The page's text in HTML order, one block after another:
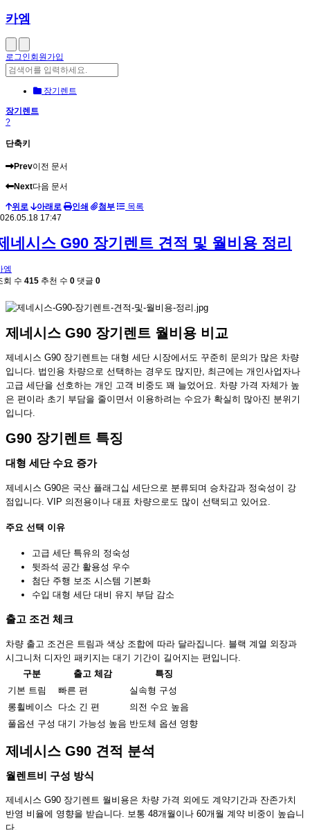
카엠
로그인회원가입
장기렌트
장기렌트
?
단축키
Prev이전 문서
Next다음 문서
위로 아래로 인쇄 첨부
목록
17:47
네시스 G90 장기렌트 견적 및 월비용 정리
엠
회 수 415 추천 수 0 댓글 0
제네시스 G90 장기렌트 월비용 비교
제네시스 G90 장기렌트는 대형 세단 시장에서도 꾸준히 문의가 많은 차량
입니다. 법인용 차량으로 선택하는 경우도 많지만, 최근에는 개인사업자나
고급 세단을 선호하는 개인 고객 비중도 꽤 늘었어요. 차량 가격 자체가 높
은 편이라 초기 부담을 줄이면서 이용하려는 수요가 확실히 많아진 분위기
입니다.
G90 장기렌트 특징
대형 세단 수요 증가
제네시스 G90은 국산 플래그십 세단으로 분류되며 승차감과 정숙성이 강
점입니다. VIP 의전용이나 대표 차량으로도 많이 선택되고 있어요.
주요 선택 이유
고급 세단 특유의 정숙성
뒷좌석 공간 활용성 우수
첨단 주행 보조 시스템 기본화
수입 대형 세단 대비 유지 부담 감소
출고 조건 체크
차량 출고 조건은 트림과 색상 조합에 따라 달라집니다. 블랙 계열 외장과
시그니처 디자인 패키지는 대기 기간이 길어지는 편입니다.
구분
출고 체감
특징
기본 트림
빠른 편
실속형 구성
롱휠베이스
다소 긴 편
의전 수요 높음
풀옵션 구성 대기 가능성 높음 반도체 옵션 영향
제네시스 G90 견적 분석
월렌트비 구성 방식
제네시스 G90 장기렌트 월비용은 차량 가격 외에도 계약기간과 잔존가치
반영 비율에 영향을 받습니다. 보통 48개월이나 60개월 계약 비중이 높습니
다.